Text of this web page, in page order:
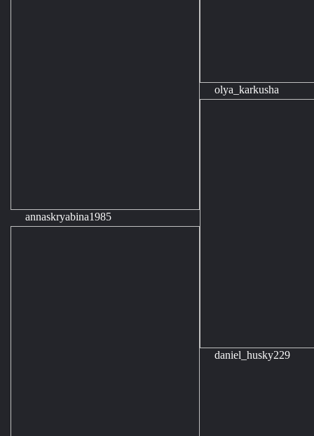
annaskryabina1985
olya_karkusha
daniel_husky229